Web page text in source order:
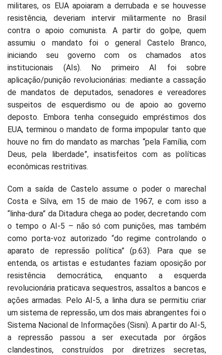
militares, os EUA apoiaram a derrubada e se houvesse
resistência, deveriam intervir militarmente no Brasil
contra o apoio comunista. A partir do golpe, quem
assumiu o mandato foi o general Castelo Branco,
iniciando seu governo com os chamados atos
institucionais (AIs). No primeiro AI foi sobre
aplicação/punição revolucionárias: mediante a cassação
de mandatos de deputados, senadores e vereadores
suspeitos de esquerdismo ou de apoio ao governo
deposto. Embora tenha conseguido empréstimos dos
EUA, terminou o mandato de forma impopular tanto que
houve no fim do mandato as marchas “pela Família, com
Deus, pela liberdade”, insatisfeitos com as políticas
econômicas restritivas.
Com a saída de Castelo assume o poder o marechal
Costa e Silva, em 15 de maio de 1967, e com isso a
“linha-dura” da Ditadura chega ao poder, decretando com
o tempo o AI-5 – não só com punições, mas também
como porta-voz autorizado “do regime controlando o
aparato de repressão política” (p.63). Para que se
entenda, os artistas e estudantes faziam oposição por
resistência democrática, enquanto a esquerda
revolucionária praticava sequestros, assaltos a bancos e
ações armadas. Pelo AI-5, a linha dura se permitiu criar
um sistema de repressão, um dos mais abrangentes foi o
Sistema Nacional de Informações (Sisni). A partir do AI-5,
a repressão passou a ser executada por órgãos
clandestinos, construídos por diretrizes secretas,